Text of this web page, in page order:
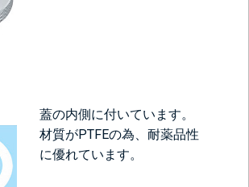
蓋の内側に付いています。
材質がPTFEの為、耐薬品性
に優れています。